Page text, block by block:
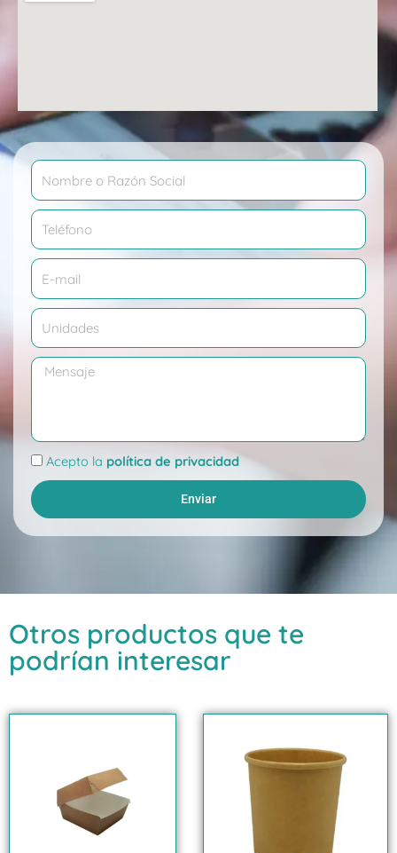
Nombre
Teléfono
Correo
electrónico
Cantidad
Mensaje
Aceptación
Acepto la política de privacidad
Enviar
Otros productos que te
podrían interesar